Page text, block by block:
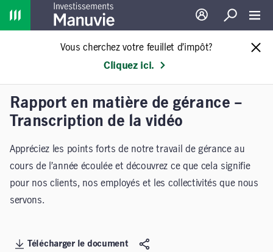
Home
Ouverture de
Recherche
Vous cherchez votre feuillet d’impôt?
Cliquez ici.
Rapport en matière de gérance –
Transcription de la vidéo
Appréciez les points forts de notre travail de gérance au
cours de l’année écoulée et découvrez ce que cela signifie
pour nos clients, nos employés et les collectivités que nous
servons.
Télécharger le document